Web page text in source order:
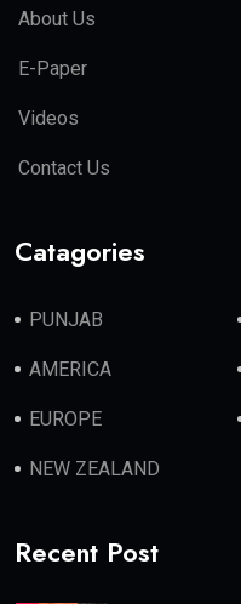
About Us
E-Paper
Videos
Contact Us
Catagories
PUNJAB
AMERICA
EUROPE
NEW ZEALAND
Recent Post